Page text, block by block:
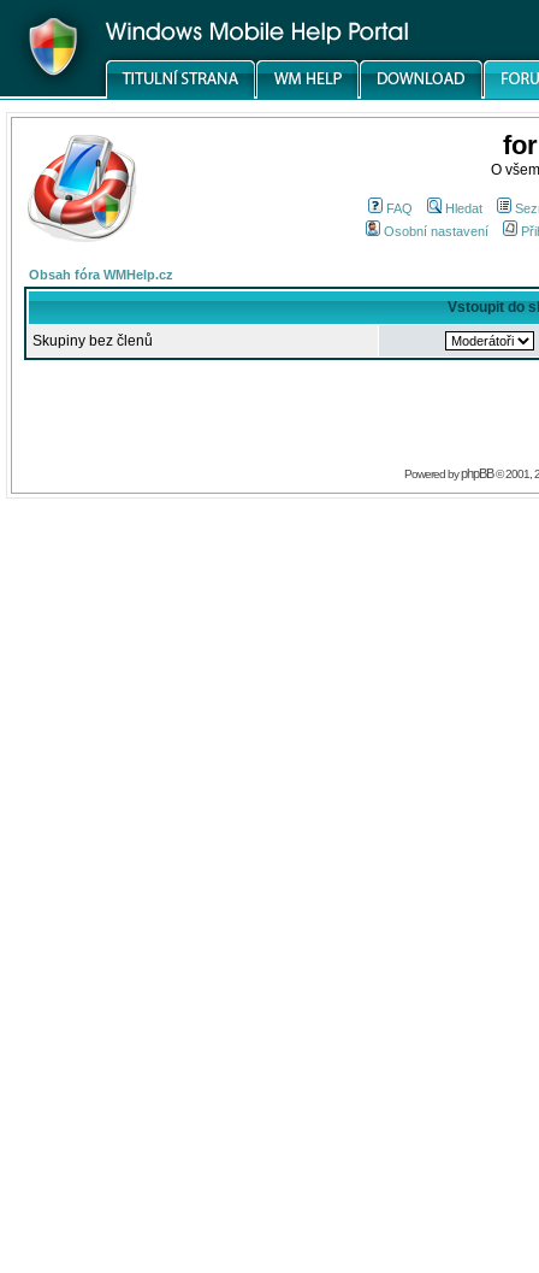
O
FAQ Hledat
Osobní nastavení
Obsah fóra WMHelp.cz
Vstoupit do
Skupiny bez členů
Powered byphpBB© 2001,